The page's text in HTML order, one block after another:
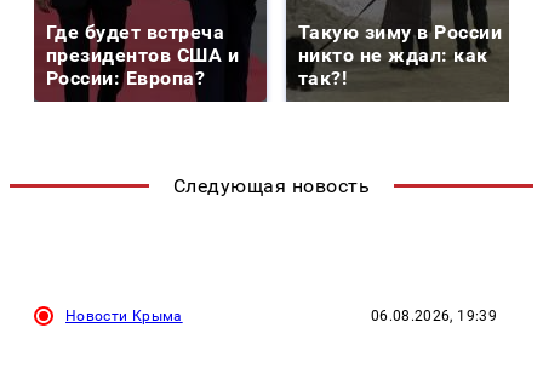
Где будет встреча
президентов США и
России: Европа?
Такую зиму в России
никто не ждал: как
так?!
Следующая новость
Новости Крыма 06.08.2026, 19:39